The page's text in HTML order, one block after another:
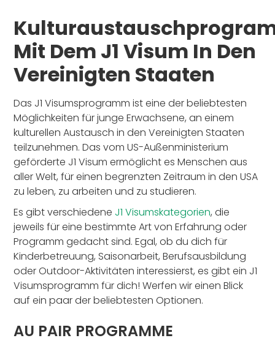
Mit Dem J1 Visum In Den
Vereinigten Staaten
Das J1 Visumsprogramm ist eine der beliebtesten
Möglichkeiten für junge Erwachsene, an einem
kulturellen Austausch in den Vereinigten Staaten
teilzunehmen. Das vom US-Außenministerium
geförderte J1 Visum ermöglicht es Menschen aus
aller Welt, für einen begrenzten Zeitraum in den USA
zu leben, zu arbeiten und zu studieren.
Es gibt verschiedene J1 Visumskategorien, die
jeweils für eine bestimmte Art von Erfahrung oder
Programm gedacht sind. Egal, ob du dich für
Kinderbetreuung, Saisonarbeit, Berufsausbildung
oder Outdoor-Aktivitäten interessierst, es gibt ein J1
Visumsprogramm für dich! Werfen wir einen Blick
auf ein paar der beliebtesten Optionen.
AU PAIR PROGRAMME